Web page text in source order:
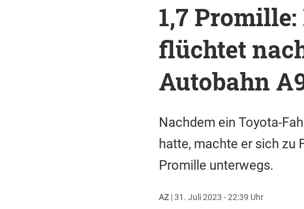
1,7
flüchtet
Autobahn
Nachdem ein Toyota-
hatte, machte er sich zu
Promille unterwegs.
AZ|31. Juli 2023 - 22:39 Uhr